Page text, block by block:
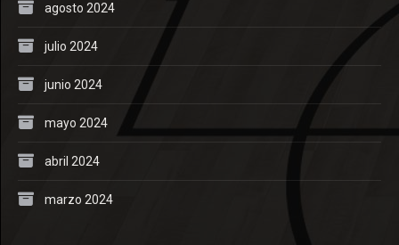
agosto 2024
julio 2024
junio 2024
mayo 2024
abril 2024
marzo 2024